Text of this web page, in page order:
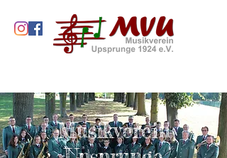
Musikverein